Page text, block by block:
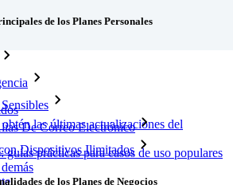
de los Planes Personales
De Correo Electrónico
Dispositivos Ilimitados
de los Planes de Negocios
las últimas actualizaciones del
guías prácticas para casos de uso populares